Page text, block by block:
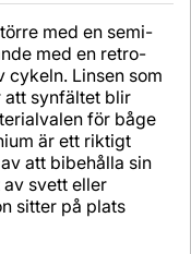
med en semi-
med en retro-
cykeln. Linsen som
att synfältet blir
för båge
är ett riktigt
att bibehålla sin
svett eller
sitter på plats